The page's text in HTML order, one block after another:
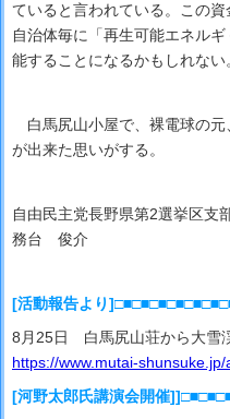
ていると言われている。この
自治体毎に「再生可能エネル
能することになるかもしれない
白馬尻山小屋で、裸電球の元
が出来た思いがする。
自由民主党長野県第2選挙区支
務台 俊介
[活動報告より
8月25日 白馬尻山荘から大雪
https://www.mutai-
[河野太郎氏講演会開催